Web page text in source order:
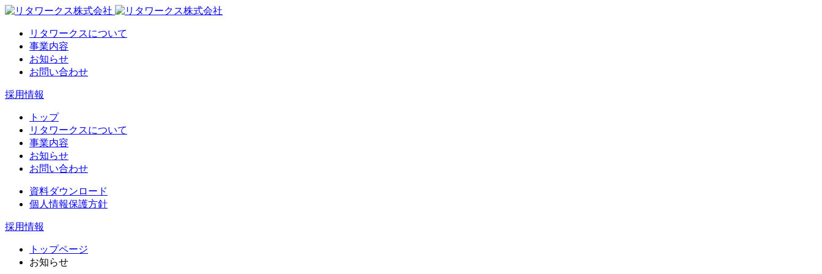
リタワークスについて
事業内容
お知らせ
お問い合わせ
採用情報
トップ
リタワークスについて
事業内容
お知らせ
お問い合わせ
資料ダウンロード
個人情報保護方針
採用情報
トップページ
お知らせ